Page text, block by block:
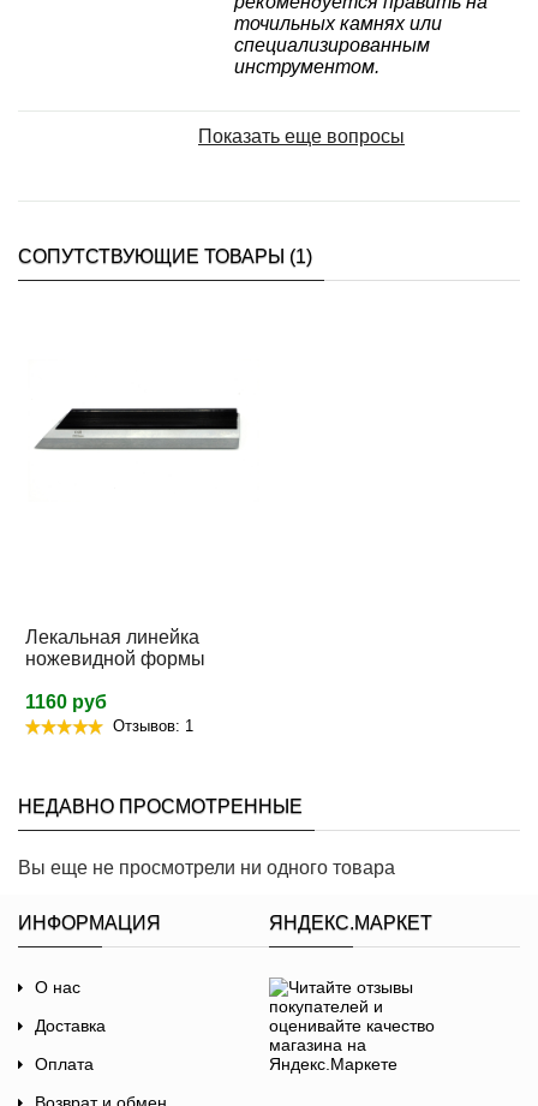
точильных камнях или
специализированным
инструментом.
Показать еще вопросы
СОПУТСТВУЮЩИЕ ТОВАРЫ (1)
Лекальная линейка
ножевидной формы
1160 руб
Отзывов: 1
НЕДАВНО ПРОСМОТРЕННЫЕ
Вы еще не просмотрели ни одного товара
ИНФОРМАЦИЯ
О нас
Доставка
Оплата
ЯНДЕКС.МАРКЕТ